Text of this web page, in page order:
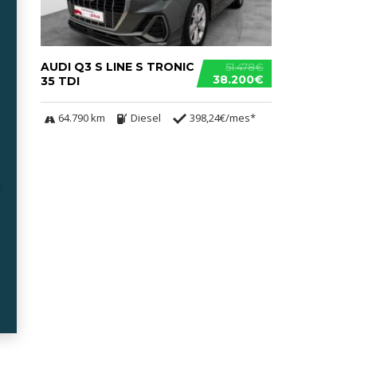
51.478€
38.200€
AUDI Q3 S LINE S TRONIC
35 TDI
64.790 km Diesel 398,24€/mes*